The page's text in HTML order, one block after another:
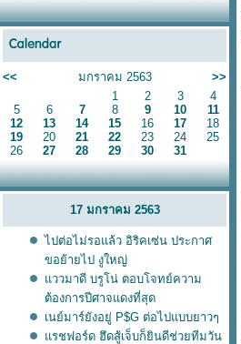
<< มกราคม 2563
>>
1
2 3
4
5
6 7 8 9 10
11
12
13 14 15 16 17
18
19
20 21 22 23 24
25
26
27 28 29 30 31
17 มกราคม 2563
ไปต่อไม่รอแล้ว อิริคเซ่น ประกาศ
ขอย้ายไป งูใหญ่
ววมาดี บรูโน่ ตอบโจทย์ความ
ต้องการปีศาจแดงที่สุด
เนย์มาร์ยังอยู่ P$G ต่อไปแบบยาวๆ
รชฟอร์ด ฮึดสู้เจ็บก็ยินดีช่วยทีมวัน